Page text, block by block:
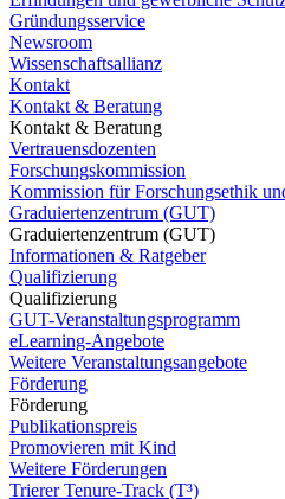
Gründungsservice
Newsroom
Wissenschaftsallianz
Kontakt
Kontakt & Beratung
Kontakt & Beratung
Vertrauensdozenten
Forschungskommission
Kommission für Forschungsethik
Graduiertenzentrum (GUT)
Graduiertenzentrum (GUT)
Informationen & Ratgeber
Qualifizierung
Qualifizierung
GUT-Veranstaltungsprogramm
eLearning-Angebote
Weitere Veranstaltungsangebote
Förderung
Förderung
Publikationspreis
Promovieren mit Kind
Weitere Förderungen
Trierer Tenure-Track (T³)